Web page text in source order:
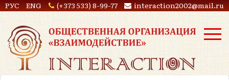
РУС ENG (+373 533) 8-99-77 interaction2002@mail.ru